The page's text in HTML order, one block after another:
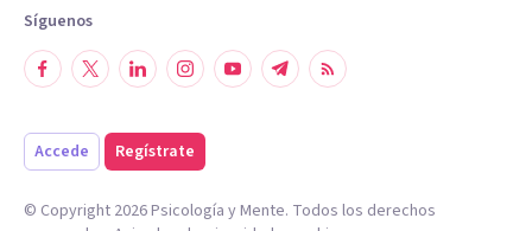
Síguenos
Accede Regístrate
© Copyright 2026Psicología y Mente. Todos los derechos